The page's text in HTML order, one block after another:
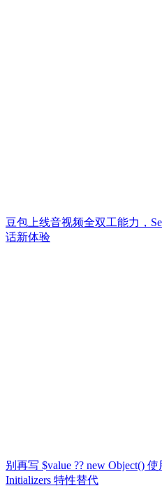
豆包上线音视频全双工能力，
话新体验
别再写 $value ?? new Object()
Initializers 特性替代